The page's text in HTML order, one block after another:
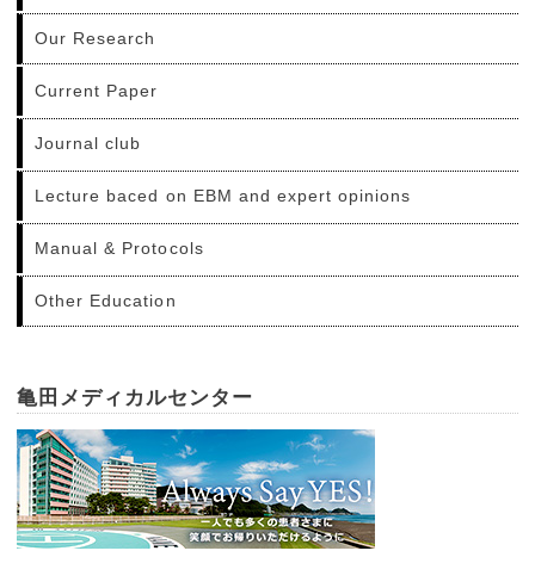
Our Research
Current Paper
Journal club
Lecture baced on EBM and expert opinions
Manual & Protocols
Other Education
亀田メディカルセンター